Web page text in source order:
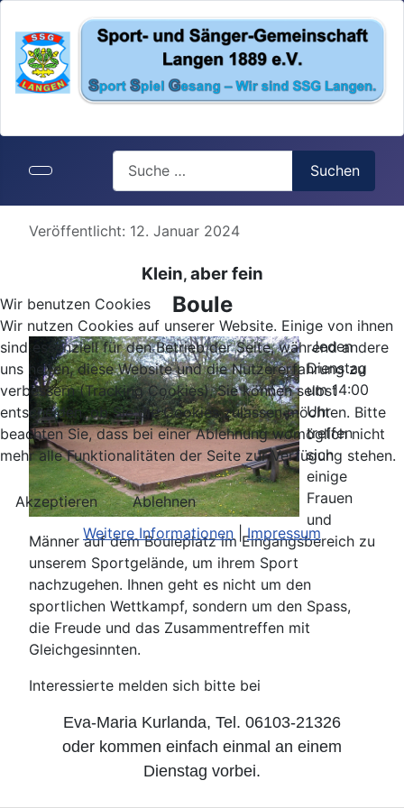
Search
Suchen
Details
Veröffentlicht: 12. Januar 2024
Klein, aber fein
Boule
Jeden
Dienstag
um 14:00
Uhr
treffen
sich
einige
Frauen
und
Männer auf dem Bouleplatz im Eingangsbereich zu
unserem Sportgelände, um ihrem Sport
nachzugehen. Ihnen geht es nicht um den
sportlichen Wettkampf, sondern um den Spass,
die Freude und das Zusammentreffen mit
Gleichgesinnten.
Interessierte melden sich bitte bei
Eva-Maria Kurlanda, Tel. 06103-21326
oder kommen einfach einmal an einem
Dienstag vorbei.
Wir benutzen Cookies
Wir nutzen Cookies auf unserer Website. Einige von ihnen
sind essenziell für den Betrieb der Seite, während andere
uns helfen, diese Website und die Nutzererfahrung zu
verbessern (Tracking Cookies). Sie können selbst
entscheiden, ob Sie die Cookies zulassen möchten. Bitte
beachten Sie, dass bei einer Ablehnung womöglich nicht
mehr alle Funktionalitäten der Seite zur Verfügung stehen.
Akzeptieren
Ablehnen
Weitere Informationen |Impressum